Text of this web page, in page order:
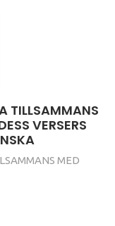
TILLSAMMANS
VERSERS
MED